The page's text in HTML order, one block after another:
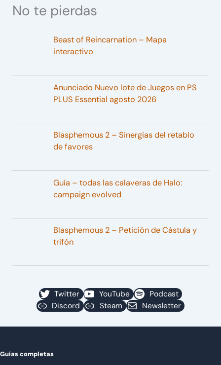
No te pierdas
Beast of Reincarnation – Mapa
interactivo
Anunciado Nuevo lote de Juegos en PS
PLUS Essential agosto 2026
Blasphemous 2 – Sinergias del retablo
de favores
Guía – todas las calaveras de Halo:
campaign evolved
Blasphemous 2 – Petición de Cástula y
trifón
Twitter YouTube
Podcast
Discord
Steam Newsletter
Guías completas